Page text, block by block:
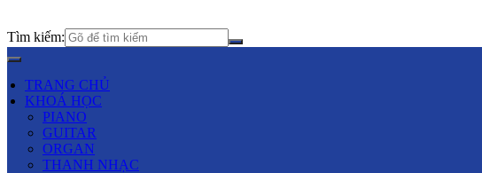
Tìm kiếm:
TRANG CHỦ
KHOÁ HỌC
PIANO
GUITAR
ORGAN
THANH NHẠC